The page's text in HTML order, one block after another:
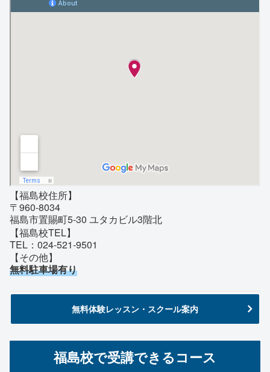
【福島校住所】
〒960-8034
福島市置賜町5-30 ユタカビル3階北
【福島校TEL】
TEL：024-521-9501
【その他】
無料駐車場有り
無料体験レッスン・スクール案内
福島校で受講できるコース